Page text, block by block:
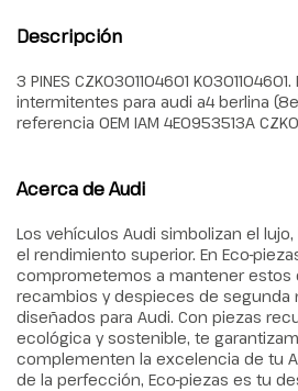
Descripción
3 PINES CZK0301104601
intermitentes para audi a4 berlina
referencia OEM IAM 4E0953513A
Acerca de Audi
Los vehículos Audi simbolizan el
el rendimiento superior. En Eco-
comprometemos a mantener estos
recambios y despieces de segunda
diseñados para Audi. Con piezas
ecológica y sostenible, te
complementen la excelencia de tu
de la perfección, Eco-piezas es tu